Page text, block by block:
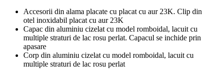
Accesorii din alama placate cu placat cu aur 23K. Clip din
otel inoxidabil placat cu aur 23K
Capac din aluminiu cizelat cu model romboidal, lacuit cu
multiple straturi de lac rosu perlat. Capacul se inchide prin
apasare
Corp din aluminiu cizelat cu model romboidal, lacuit cu
multiple straturi de lac rosu perlat